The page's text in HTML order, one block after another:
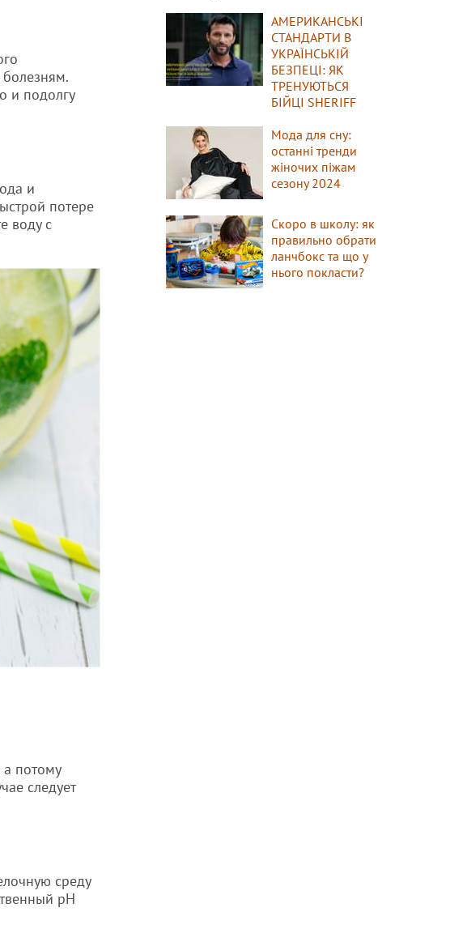
и подолгу
и
потере
воду с
потому
следует
среду
pH
АМЕРИКАНСЬКІ
СТАНДАРТИ В
УКРАЇНСЬКІЙ
БЕЗПЕЦІ: ЯК
ТРЕНУЮТЬСЯ
БІЙЦІ SHERIFF
Мода для сну:
останні тренди
жіночих піжам
сезону 2024
Скоро в школу: як
правильно обрати
ланчбокс та що у
нього покласти?